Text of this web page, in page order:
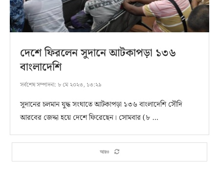
দেশে ফিরলেন সুদানে আটকাপড়া ১৩৬
বাংলাদেশি
সর্বশেষ সম্পাদনা: ৮ মে ২০২৩, ১৩:২৯
সুদানের চলমান যুদ্ধ সংঘাতে আটকাপড়া ১৩৬ বাংলাদেশি সৌদি
আরবের জেদ্দা হয়ে দেশে ফিরেছেন। সোমবার (৮ …
আরও